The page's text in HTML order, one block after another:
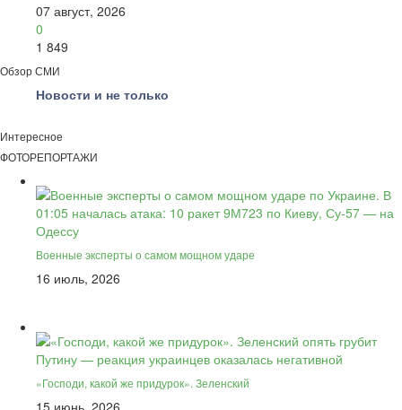
07 август, 2026
0
1 849
Обзор СМИ
Новости и не только
Интересное
ФОТОРЕПОРТАЖИ
Военные эксперты о самом мощном ударе
16 июль, 2026
«Господи, какой же придурок». Зеленский
15 июнь, 2026